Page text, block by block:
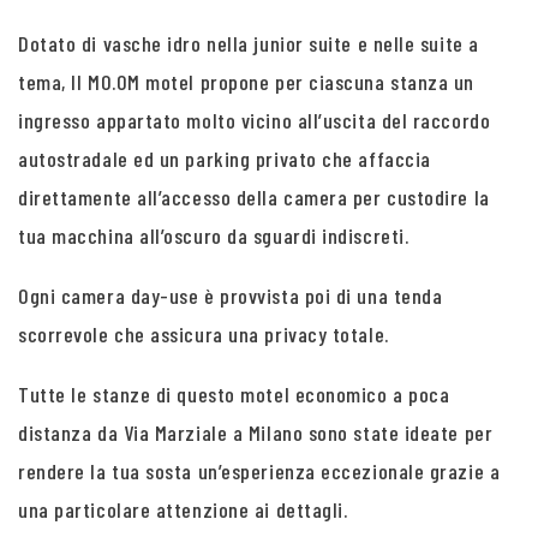
Dotato di vasche idro nella junior suite e nelle suite a
tema, Il MO.OM motel propone per ciascuna stanza un
ingresso appartato molto vicino all’uscita del raccordo
autostradale ed un parking privato che affaccia
direttamente all’accesso della camera per custodire la
tua macchina all’oscuro da sguardi indiscreti.
Ogni camera day-use è provvista poi di una tenda
scorrevole che assicura una privacy totale.
Tutte le stanze di questo motel economico a poca
distanza da Via Marziale a Milano sono state ideate per
rendere la tua sosta un’esperienza eccezionale grazie a
una particolare attenzione ai dettagli.